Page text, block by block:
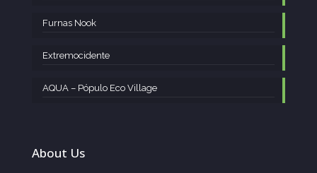
Furnas Nook
Extremocidente
AQUA – Pópulo Eco Village
About Us